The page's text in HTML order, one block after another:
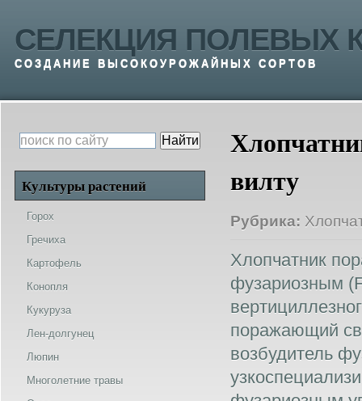
СЕЛЕКЦИЯ ПОЛЕВЫХ
СОЗДАНИЕ ВЫСОКОУРОЖАЙНЫХ СОРТОВ
вилту
Рубрика:
Хлопчатник
фузариозным
поражающий
возбудитель
Культуры растений
Горох
Гречиха
Картофель
Конопля
Кукуруза
Лен-долгунец
Люпин
Многолетние травы